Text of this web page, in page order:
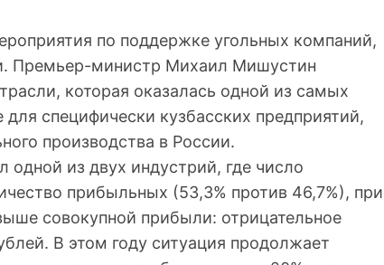
по поддержке угольных компаний,
Премьер-министр Михаил Мишустин
которая оказалась одной из самых
специфически кузбасских предприятий,
производства в России.
одной из двух индустрий, где число
прибыльных (53,3% против 46,7%), при
совокупной прибыли: отрицательное
В этом году ситуация продолжает